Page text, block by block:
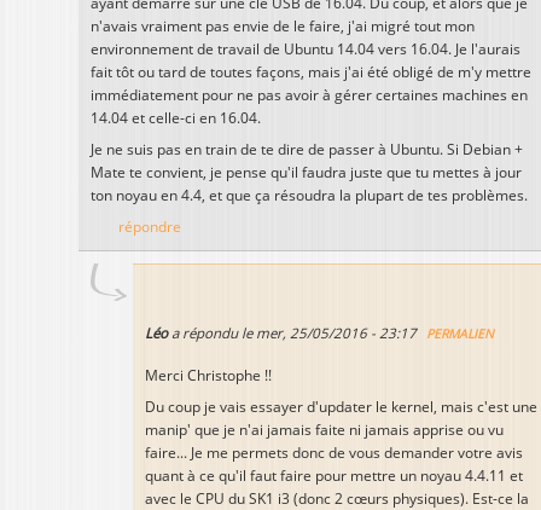
n'avais vraiment pas envie de le faire, j'ai migré tout mon
environnement de travail de Ubuntu 14.04 vers 16.04. Je l'aurais
fait tôt ou tard de toutes façons, mais j'ai été obligé de m'y mettre
immédiatement pour ne pas avoir à gérer certaines machines en
14.04 et celle-ci en 16.04.
Je ne suis pas en train de te dire de passer à Ubuntu. Si Debian +
Mate te convient, je pense qu'il faudra juste que tu mettes à jour
ton noyau en 4.4, et que ça résoudra la plupart de tes problèmes.
répondre
Léoa répondu le mer, 25/05/2016 - 23:17 PERMALIEN
Merci Christophe !!
Du coup je vais essayer d'updater le kernel, mais c'est une
manip' que je n'ai jamais faite ni jamais apprise ou vu
faire... Je me permets donc de vous demander votre avis
quant à ce qu'il faut faire pour mettre un noyau 4.4.11 et
avec le CPU du SK1 i3 (donc 2 cœurs physiques). Est-ce la